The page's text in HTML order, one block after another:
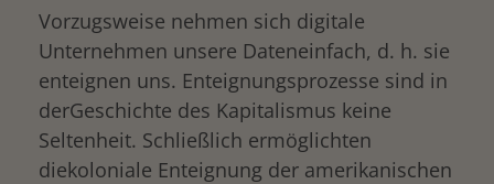
Vorzugsweise nehmen sich digitale
Unternehmen unsere Dateneinfach, d. h. sie
enteignen uns. Enteignungsprozesse sind in
derGeschichte des Kapitalismus keine
Seltenheit. Schließlich ermöglichten
diekoloniale Enteignung der amerikanischen
drucken